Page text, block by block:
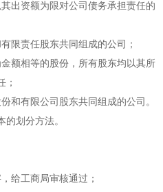
出资额为限对公司债务承担责任的
限责任股东共同组成的公司；
额相等的股份，所有股东均以其所
；
和有限公司股东共同组成的公司。
的划分方法。
给工商局审核通过；